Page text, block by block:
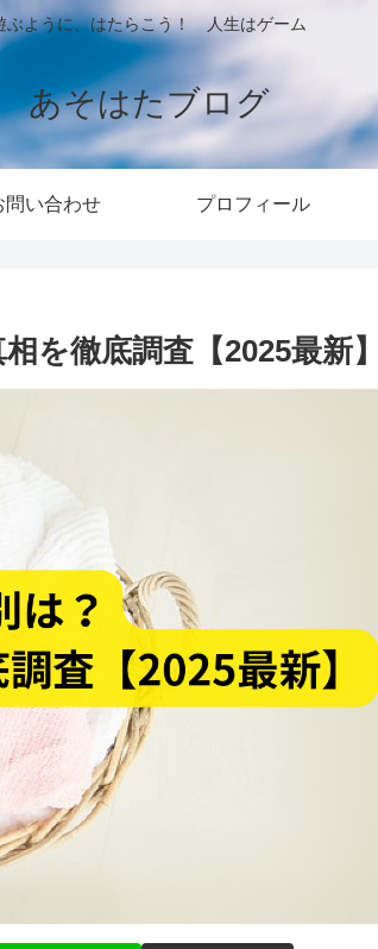
ぶように、はたらこう！ 人生はゲーム
あそはたブログ
問い合わせ プロフィール
を徹底調査【2025最新】